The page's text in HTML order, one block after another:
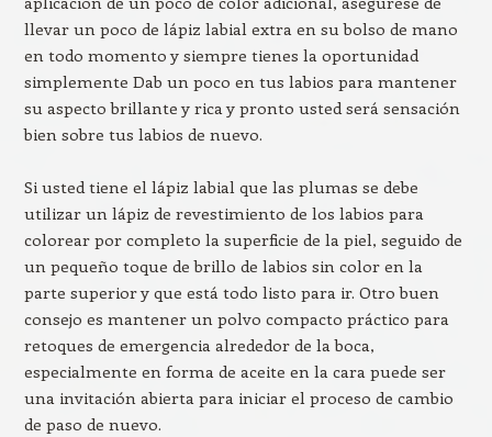
llevar un poco de lápiz labial extra en su bolso de mano
en todo momento y siempre tienes la oportunidad
simplemente Dab un poco en tus labios para mantener
su aspecto brillante y rica y pronto usted será sensación
bien sobre tus labios de nuevo.
Si usted tiene el lápiz labial que las plumas se debe
utilizar un lápiz de revestimiento de los labios para
colorear por completo la superficie de la piel, seguido de
un pequeño toque de brillo de labios sin color en la
parte superior y que está todo listo para ir. Otro buen
consejo es mantener un polvo compacto práctico para
retoques de emergencia alrededor de la boca,
especialmente en forma de aceite en la cara puede ser
una invitación abierta para iniciar el proceso de cambio
de paso de nuevo.